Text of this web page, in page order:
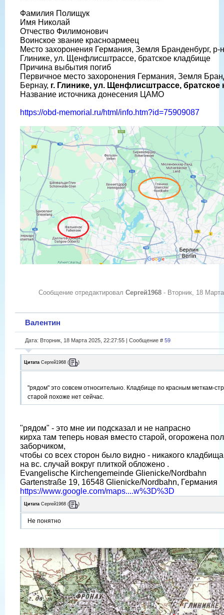
Фамилия Полищук
Имя Николай
Отчество Филимонович
Воинское звание красноармеец
Место захоронения Германия, Земля Бранденбург, р-н
Глинике, ул. Щенфлисштрассе, братское кладбище
Причина выбытия погиб
Первичное место захоронения Германия, Земля
Бернау, г. Глинике, ул. Щенфлисштрассе, братское
Название источника донесения ЦАМО
https://obd-memorial.ru/html/info.htm?id=75909087
Сообщение отредактировал Сергей1968 - Вторник, 18
Валентин
Дата: Вторник, 18 Марта 2025, 22:27:55 | Сообщение # 59
Цитата Сергей1968 ( )
"рядом" это совсем относительно. Кладбище по красным меткам-
старой похоже нет сейчас.
"рядом" - это мне ии подсказал и не напрасно
кирха там теперь новая вместо старой, огорожена
заборчиком,
чтобы со всех сторон было видно - никакого
на вс. случай вокруг плиткой обложено .
Evangelische Kirchengemeinde Glienicke/Nordbahn
Gartenstraße 19, 16548 Glienicke/Nordbahn, Германия
https://www.google.com/maps....w%3D%3D
Цитата Сергей1968 ( )
Не понятно